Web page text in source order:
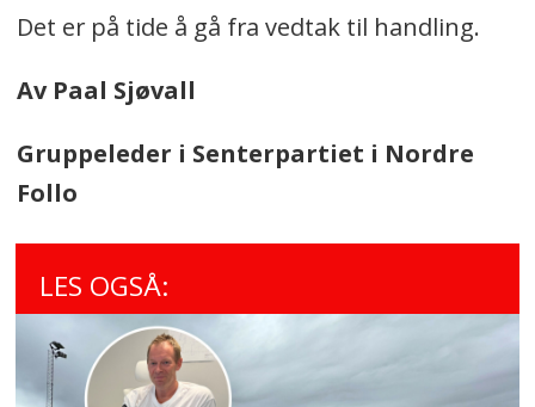
Det er på tide å gå fra vedtak til handling.
Av Paal Sjøvall
Gruppeleder i Senterpartiet i Nordre
Follo
LES OGSÅ: